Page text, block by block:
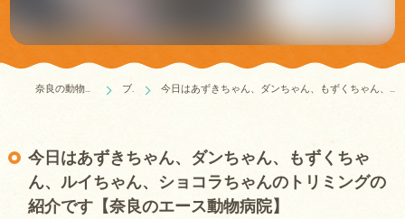
奈良の動物病院はエース動物病院 ブログ 今日はあずきちゃん、ダンちゃん、もずくちゃん、ルイちゃん、ショコラちゃんのトリミングの紹介です【奈良のエース動物病院】
今日はあずきちゃん、ダンちゃん、もずくちゃ
ん、ルイちゃん、ショコラちゃんのトリミングの
紹介です【奈良のエース動物病院】